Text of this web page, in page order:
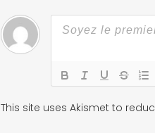
This site uses Akismet to